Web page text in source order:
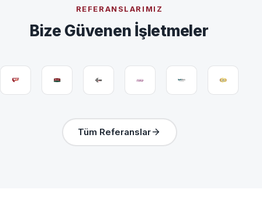
REFERANSLARIMIZ
Bize Güvenen İşletmeler
Tüm Referanslar